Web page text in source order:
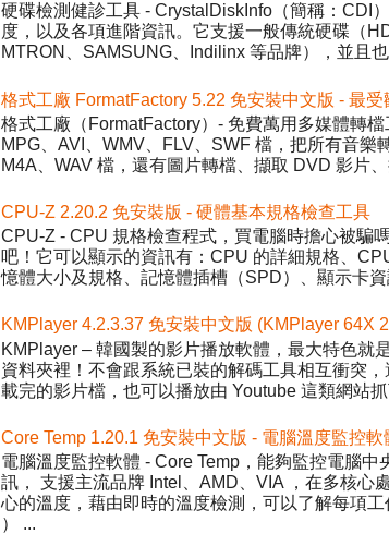
硬碟檢測健診工具 - CrystalDiskInfo（簡稱：CDI
度，以及各項進階資訊。它支援一般傳統硬碟（
MTRON、SAMSUNG、Indilinx 等品牌），並且
格式工廠 FormatFactory 5.22 免安裝中文版 - 最
格式工廠（FormatFactory）- 免費萬用多媒體轉
MPG、AVI、WMV、FLV、SWF 檔，把所有音樂
M4A、WAV 檔，還有圖片轉檔、擷取 DVD 影片
CPU-Z 2.20.2 免安裝版 - 硬體基本規格檢查工具
CPU-Z - CPU 規格檢查程式，買電腦時擔心被騙
吧！它可以顯示的資訊有：CPU 的詳細規格、
憶體大小及規格、記憶體插槽（SPD）、顯示卡
KMPlayer 4.2.3.37 免安裝中文版 (KMPlayer 64X
KMPlayer – 韓國製的影片播放軟體，最大特色就
資料夾裡！不會跟系統已裝的解碼工具相互衝突
載完的影片檔，也可以播放由 Youtube 這類網站
Core Temp 1.20.1 免安裝中文版 - 電腦溫度監控軟
電腦溫度監控軟體 - Core Temp，能夠監控電腦
訊， 支援主流品牌 Intel、AMD、VIA ，在多核心
心的溫度，藉由即時的溫度檢測，可以了解每項
） ...